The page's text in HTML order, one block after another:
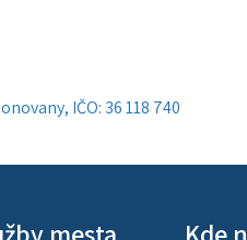
IČO: 36 118 740